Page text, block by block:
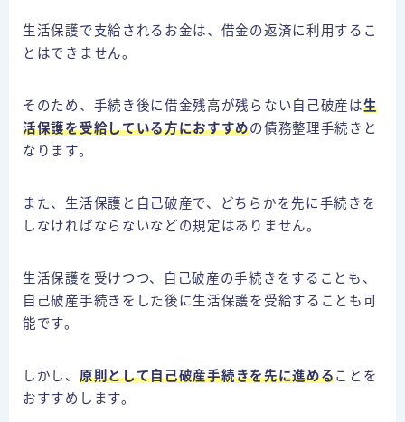
生活保護で支給されるお金は、借金の返済に利用するこ
とはできません。
そのため、手続き後に借金残高が残らない自己破産は生
活保護を受給している方におすすめの債務整理手続きと
なります。
また、生活保護と自己破産で、どちらかを先に手続きを
しなければならないなどの規定はありません。
生活保護を受けつつ、自己破産の手続きをすることも、
自己破産手続きをした後に生活保護を受給することも可
能です。
しかし、 原則として自己破産手続きを先に進めることを
おすすめします。